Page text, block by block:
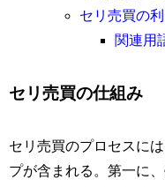
セリ売買の
関連用
セリ売買の仕組み
セリ売買のプロセスに
プが含まれる。第一に